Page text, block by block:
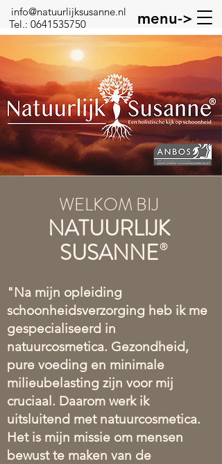
menu->
info@natuurlijksusanne.nl
Tel.: 0641535750
WELKOM BIJ
NATUURLIJK
SUSANNE®
"Na mijn opleiding
schoonheidsverzorging heb ik me
gespecialiseerd in
natuurcosmetica. Gezondheid,
pure voeding en minimale
milieubelasting zijn voor mij
cruciaal. Daarom werk ik
uitsluitend met natuurcosmetica.
Het is mijn missie om mensen
bewust te maken van de